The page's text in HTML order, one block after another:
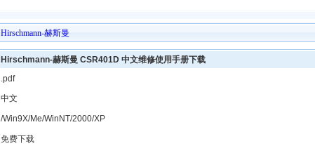
Hirschmann-赫斯曼
Hirschmann-赫斯曼 CSR401D 中文维修使用手册下载
.pdf
中文
/Win9X/Me/WinNT/2000/XP
免费下载